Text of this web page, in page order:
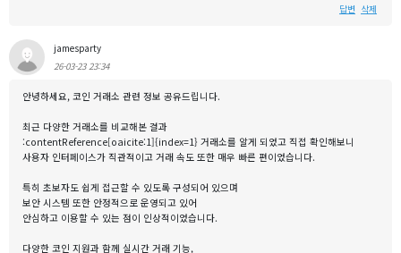
답변 삭제
jamesparty
26-03-23 23:34
안녕하세요, 코인 거래소 관련 정보 공유드립니다.
최근 다양한 거래소를 비교해본 결과
:contentReference[oaicite:1]{index=1} 거래소를 알게 되었고 직접 확인해보니
사용자 인터페이스가 직관적이고 거래 속도 또한 매우 빠른 편이었습니다.
특히 초보자도 쉽게 접근할 수 있도록 구성되어 있으며
보안 시스템 또한 안정적으로 운영되고 있어
안심하고 이용할 수 있는 점이 인상적이었습니다.
다양한 코인 지원과 함께 실시간 거래 기능,